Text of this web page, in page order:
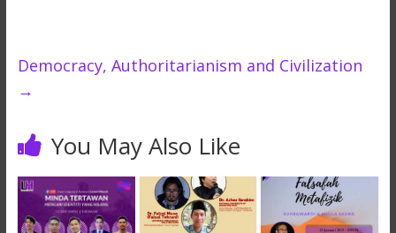
Democracy, Authoritarianism and Civilization
→
You May Also Like